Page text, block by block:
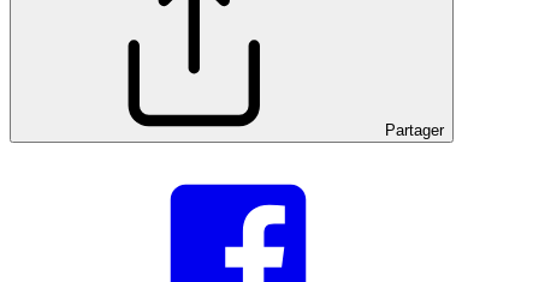
Partager